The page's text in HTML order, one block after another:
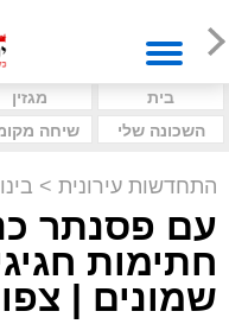
בית מגזין
השכונה שלי
שיחה
התחדשות עירונית >
עם פסנתר
חתימות
שמונים | צפו